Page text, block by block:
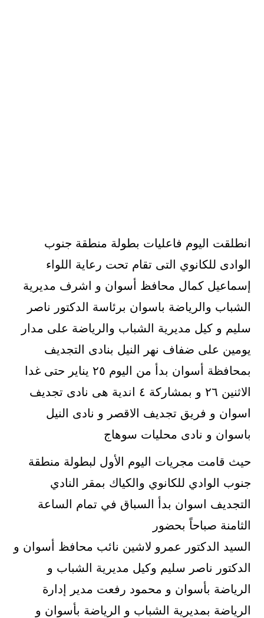
انطلقت اليوم فاعليات بطولة منطقة جنوب
الوادى للكانوي التى تقام تحت رعاية اللواء
إسماعيل كمال محافظ أسوان و اشرف مديرية
الشباب والرياضة باسوان برئاسة الدكتور ناصر
سليم و كيل مديرية الشباب والرياضة على مدار
يومين على ضفاف نهر النيل بنادى التجديف
بمحافظة أسوان بدأ من اليوم ٢٥ يناير حتى غدا
الاثنين ٢٦ و بمشاركة ٤ اندية هى نادى تجديف
اسوان و فريق تجديف الاقصر و نادى النيل
باسوان و نادى محليات سوهاج
حيث قامت مجريات اليوم الأول لبطولة منطقة
جنوب الوادي للكانوي والكياك بمقر النادي
التجديف اسوان بدأ السباق في تمام الساعة
الثامنة صباحاً بحضور
السيد الدكتور عمرو لاشين نائب محافظ أسوان و
الدكتور ناصر سليم وكيل مديرية الشباب و
الرياضة بأسوان و محمود رفعت مدير إدارة
الرياضة بمديرية الشباب و الرياضة بأسوان و